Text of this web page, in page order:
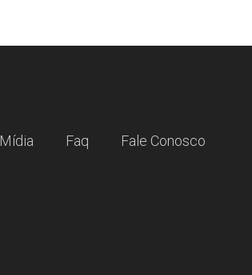
Mídia Faq Fale Conosco